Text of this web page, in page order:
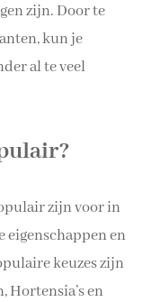
zijn. Door te
kun je
al te veel
zijn voor in
eigenschappen en
keuzes zijn
Hortensia’s en